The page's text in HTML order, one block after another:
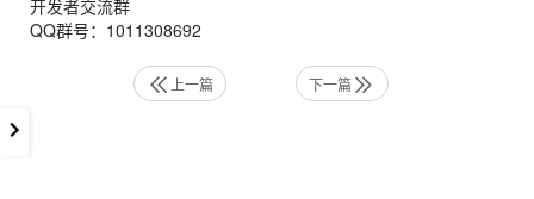
开发者交流群
QQ群号：1011308692
上一篇 下一篇